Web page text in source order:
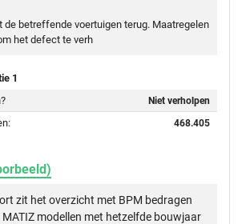
de betreffende voertuigen terug. Maatregelen
het defect te verh
1
Niet verholpen
468.405
zit het overzicht met BPM bedragen
MATIZ modellen met hetzelfde bouwjaar